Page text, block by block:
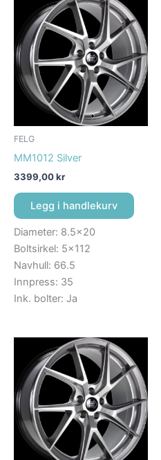
FELG
MM1012 Silver
3399,00kr
Legg i handlekurv
Diameter: 8.5×20
Boltsirkel: 5×112
Navhull: 66.5
Innpress: 35
Ink. bolter: Ja